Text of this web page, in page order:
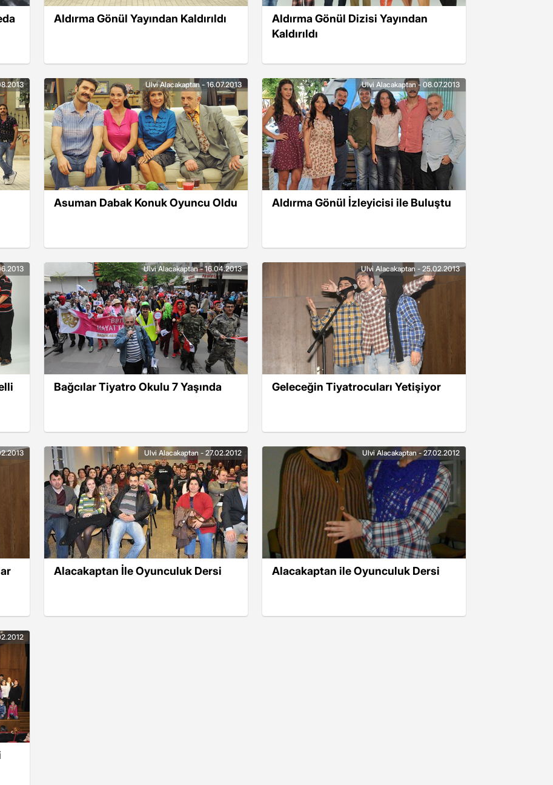
Aldırma Gönül Yayından Kaldırıldı
Aldırma Gönül Dizisi Yayından
Kaldırıldı
Asuman Dabak Konuk Oyuncu Oldu
Ulvi Alacakaptan - 16.07.2013
Aldırma Gönül İzleyicisi ile Buluştu
Ulvi Alacakaptan - 08.07.2013
Bağcılar Tiyatro Okulu 7 Yaşında
Ulvi Alacakaptan - 16.04.2013
Geleceğin Tiyatrocuları Yetişiyor
Ulvi Alacakaptan - 25.02.2013
Alacakaptan İle Oyunculuk Dersi
Ulvi Alacakaptan - 27.02.2012
Alacakaptan ile Oyunculuk Dersi
Ulvi Alacakaptan - 27.02.2012